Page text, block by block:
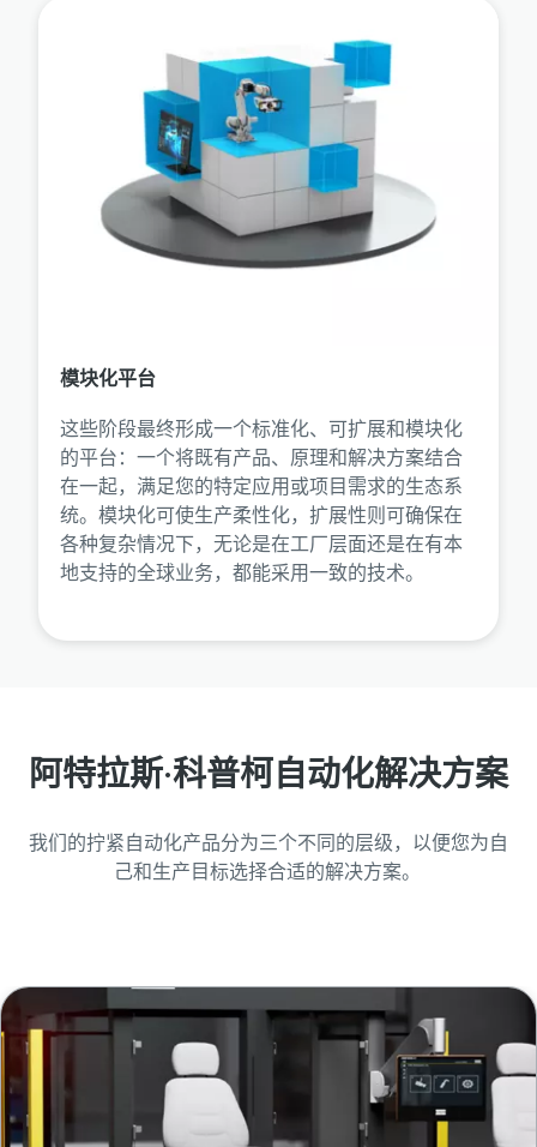
模块化平台
这些阶段最终形成一个标准化、可扩展和模块化
的平台：一个将既有产品、原理和解决方案结合
在一起，满足您的特定应用或项目需求的生态系
统。模块化可使生产柔性化，扩展性则可确保在
各种复杂情况下，无论是在工厂层面还是在有本
地支持的全球业务，都能采用一致的技术。
阿特拉斯·科普柯自动化解决方案
我们的拧紧自动化产品分为三个不同的层级，以便您为自
己和生产目标选择合适的解决方案。